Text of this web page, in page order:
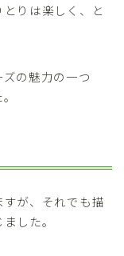
りは楽しく、と
の魅力の一つ
が、それでも描
した。